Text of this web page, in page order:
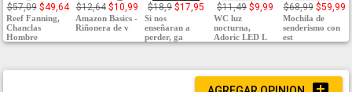
$57,09 $49,64
Reef Fanning,
Chanclas
Hombre
$12,64 $10,99
Amazon Basics -
Riñonera de v
$18,9 $17,95
Si nos
enseñaran a
perder, ga
$11,49 $9,99
WC luz
nocturna,
Adoric LED L
$68,99 $59,99
Mochila de
senderismo con
est